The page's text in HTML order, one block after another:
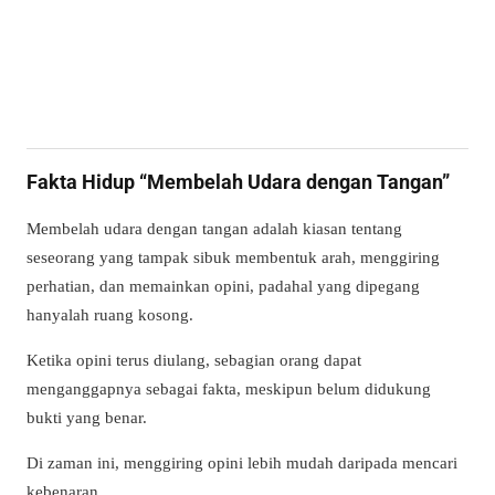
Fakta Hidup “Membelah Udara dengan Tangan”
Membelah udara dengan tangan adalah kiasan tentang
seseorang yang tampak sibuk membentuk arah, menggiring
perhatian, dan memainkan opini, padahal yang dipegang
hanyalah ruang kosong.
Ketika opini terus diulang, sebagian orang dapat
menganggapnya sebagai fakta, meskipun belum didukung
bukti yang benar.
Di zaman ini, menggiring opini lebih mudah daripada mencari
kebenaran.